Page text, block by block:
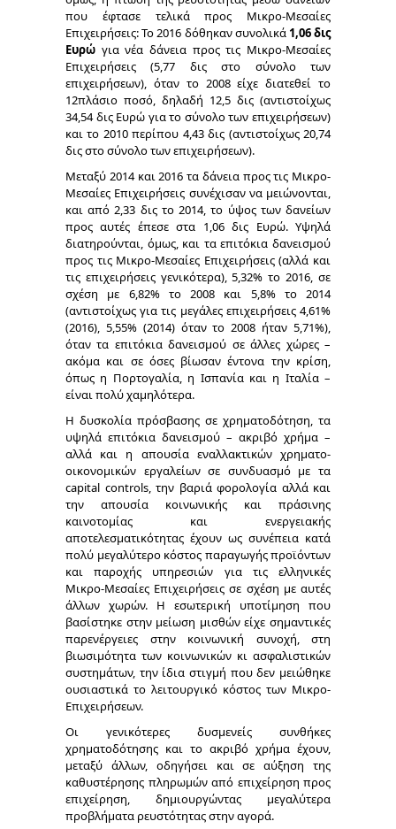
που έφτασε τελικά προς Μικρο-Μεσαίες
Επιχειρήσεις: Το 2016 δόθηκαν συνολικά1,06 δις
Ευρώ για νέα δάνεια προς τις Μικρο-Μεσαίες
Επιχειρήσεις (5,77 δις στο σύνολο των
επιχειρήσεων), όταν το 2008 είχε διατεθεί το
12πλάσιο ποσό, δηλαδή 12,5 δις (αντιστοίχως
34,54 δις Ευρώ για το σύνολο των επιχειρήσεων)
και το 2010 περίπου 4,43 δις (αντιστοίχως 20,74
δις στο σύνολο των επιχειρήσεων).
Μεταξύ 2014 και 2016 τα δάνεια προς τις Μικρο-
Μεσαίες Επιχειρήσεις συνέχισαν να μειώνονται,
και από 2,33 δις το 2014, το ύψος των δανείων
προς αυτές έπεσε στα 1,06 δις Ευρώ. Υψηλά
διατηρούνται, όμως, και τα επιτόκια δανεισμού
προς τις Μικρο-Μεσαίες Επιχειρήσεις (αλλά και
τις επιχειρήσεις γενικότερα), 5,32% το 2016, σε
σχέση με 6,82% το 2008 και 5,8% το 2014
(αντιστοίχως για τις μεγάλες επιχειρήσεις 4,61%
(2016), 5,55% (2014) όταν το 2008 ήταν 5,71%),
όταν τα επιτόκια δανεισμού σε άλλες χώρες –
ακόμα και σε όσες βίωσαν έντονα την κρίση,
όπως η Πορτογαλία, η Ισπανία και η Ιταλία –
είναι πολύ χαμηλότερα.
Η δυσκολία πρόσβασης σε χρηματοδότηση, τα
υψηλά επιτόκια δανεισμού – ακριβό χρήμα –
αλλά και η απουσία εναλλακτικών χρηματο-
οικονομικών εργαλείων σε συνδυασμό με τα
capital controls, την βαριά φορολογία αλλά και
την απουσία κοινωνικής και πράσινης
καινοτομίας και ενεργειακής
αποτελεσματικότητας έχουν ως συνέπεια κατά
πολύ μεγαλύτερο κόστος παραγωγής προϊόντων
και παροχής υπηρεσιών για τις ελληνικές
Μικρο-Μεσαίες Επιχειρήσεις σε σχέση με αυτές
άλλων χωρών. Η εσωτερική υποτίμηση που
βασίστηκε στην μείωση μισθών είχε σημαντικές
παρενέργειες στην κοινωνική συνοχή, στη
βιωσιμότητα των κοινωνικών κι ασφαλιστικών
συστημάτων, την ίδια στιγμή που δεν μειώθηκε
ουσιαστικά το λειτουργικό κόστος των Μικρο-
Επιχειρήσεων.
Οι γενικότερες δυσμενείς συνθήκες
χρηματοδότησης και το ακριβό χρήμα έχουν,
μεταξύ άλλων, οδηγήσει και σε αύξηση της
καθυστέρησης πληρωμών από επιχείρηση προς
επιχείρηση, δημιουργώντας μεγαλύτερα
προβλήματα ρευστότητας στην αγορά.